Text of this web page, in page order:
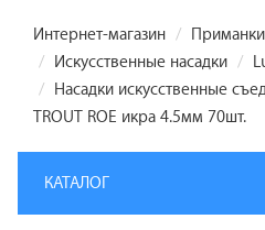
Интернет-магазин
Приманки
Искусственные насадки
Насадки искусственные
TROUT ROE икра 4.5мм 70шт.
КАТАЛОГ